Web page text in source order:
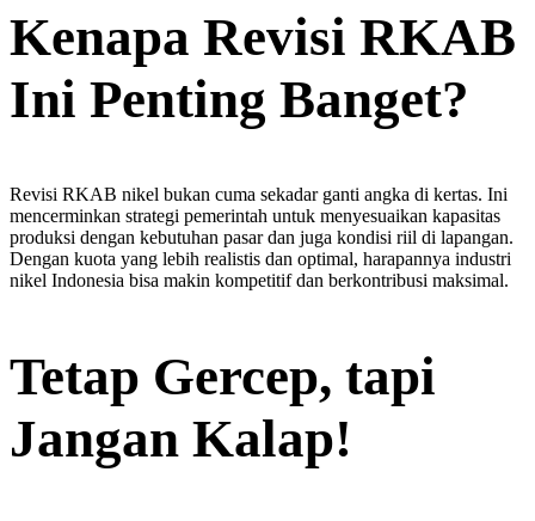
Kenapa Revisi RKAB
Ini Penting Banget?
Revisi RKAB nikel bukan cuma sekadar ganti angka di kertas. Ini
mencerminkan strategi pemerintah untuk menyesuaikan kapasitas
produksi dengan kebutuhan pasar dan juga kondisi riil di lapangan.
Dengan kuota yang lebih realistis dan optimal, harapannya industri
nikel Indonesia bisa makin kompetitif dan berkontribusi maksimal.
Tetap Gercep, tapi
Jangan Kalap!